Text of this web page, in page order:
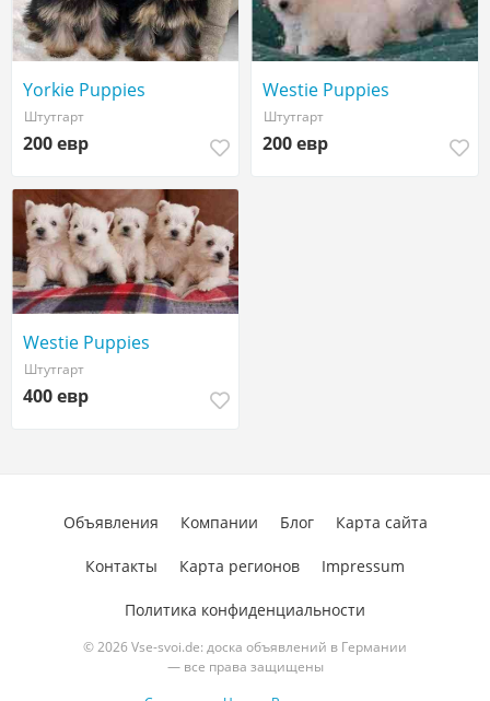
Yorkie Puppies
Штутгарт
200 евр
Westie Puppies
Штутгарт
200 евр
Westie Puppies
Штутгарт
400 евр
© 2026 Vse-svoi.de: доска объявлений в Германии
— все права защищены
Объявления Компании Блог Карта сайта
Контакты Карта регионов Impressum
Политика конфиденциальности